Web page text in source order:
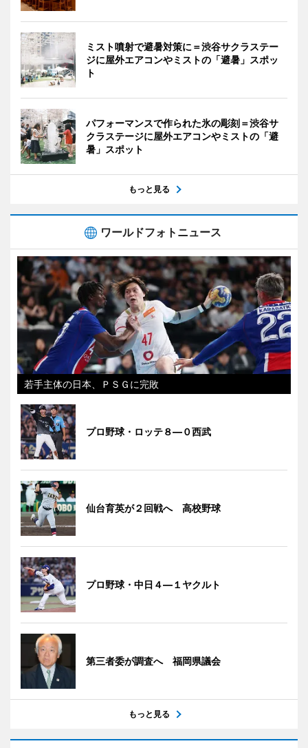
ミスト噴射で避暑対策に＝渋谷サクラステー
ジに屋外エアコンやミストの「避暑」スポッ
ト
パフォーマンスで作られた氷の彫刻＝渋谷サ
クラステージに屋外エアコンやミストの「避
暑」スポット
もっと見る
ワールドフォトニュース
若手主体の日本、ＰＳＧに完敗
プロ野球・ロッテ８―０西武
仙台育英が２回戦へ 高校野球
プロ野球・中日４―１ヤクルト
第三者委が調査へ 福岡県議会
もっと見る